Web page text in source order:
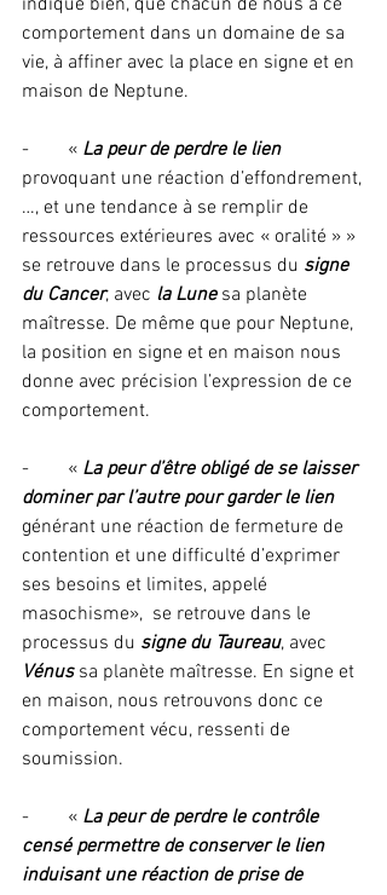
comportement dans un domaine de sa
vie, à affiner avec la place en signe et en
maison de Neptune.
-        « La peur de perdre le lien
provoquant une réaction d’effondrement,
…, et une tendance à se remplir de
ressources extérieures avec « oralité » »
se retrouve dans le processus du signe
du Cancer, avec la Lune sa planète
maîtresse. De même que pour Neptune,
la position en signe et en maison nous
donne avec précision l’expression de ce
comportement.
-        « La peur d’être obligé de se laisser
dominer par l’autre pour garder le lien
générant une réaction de fermeture de
contention et une difficulté d’exprimer
ses besoins et limites, appelé
masochisme»,  se retrouve dans le
processus du signe du Taureau, avec
Vénus sa planète maîtresse. En signe et
en maison, nous retrouvons donc ce
comportement vécu, ressenti de
soumission.
-        « La peur de perdre le contrôle
censé permettre de conserver le lien
induisant une réaction de prise de